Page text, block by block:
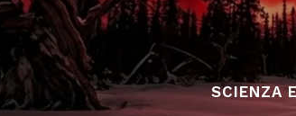
SCIENZA